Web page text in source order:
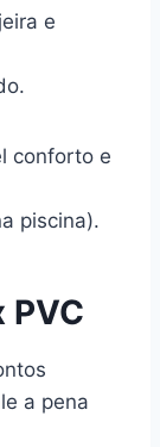
e
conforto e
piscina).
PVC
a pena